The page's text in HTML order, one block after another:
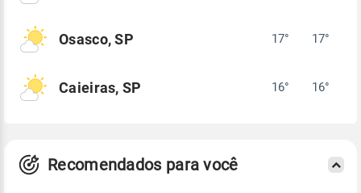
Osasco, SP 17° 17°
Caieiras, SP 16° 16°
Recomendados para você